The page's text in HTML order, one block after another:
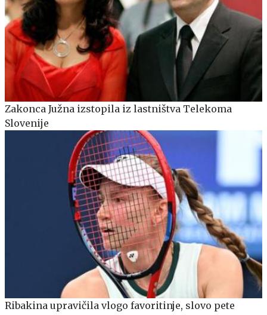
Zakonca Južna izstopila iz lastništva Telekoma
Slovenije
Ribakina upravičila vlogo favoritinje, slovo pete